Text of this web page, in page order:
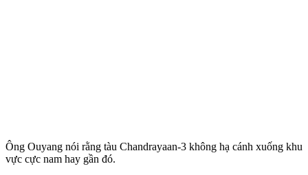
Ông Ouyang nói rằng tàu Chandrayaan-3 không hạ cánh xuống khu
vực cực nam hay gần đó.